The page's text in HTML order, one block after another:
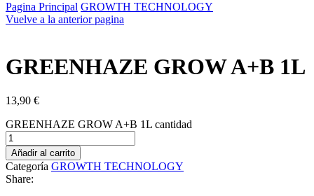
Pagina Principal GROWTH TECHNOLOGY
Vuelve a la anterior pagina
GREENHAZE GROW A+B 1L
13,90 €
GREENHAZE GROW A+B 1L cantidad
Añadir al carrito
Categoría GROWTH TECHNOLOGY
Share: